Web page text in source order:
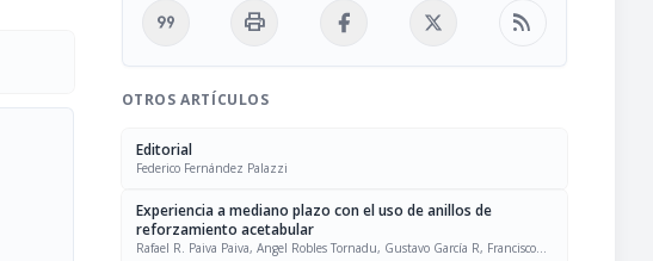
format_quote print rss_feed
OTROS ARTÍCULOS
Editorial
Federico Fernández Palazzi
Experiencia a mediano plazo con el uso de anillos de
reforzamiento acetabular
Rafael R. Paiva Paiva, Angel Robles Tornadu, Gustavo García R, Francisco